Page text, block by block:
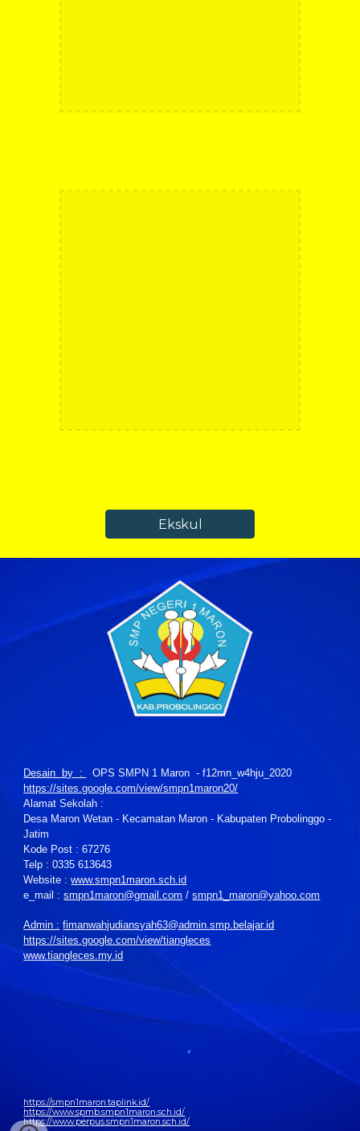
Ekskul
Desain by :
OPS SMPN 1 Maron - f12mn_w4hju_2020
https://sites.google.com/view/smpn1maron20/
Alamat Sekolah :
Desa Maron Wetan - Kecamatan Maron - Kabupaten Probolinggo -
Jatim
Kode Post : 67276
Telp : 0335 613643
Website :www.smpn1maron.sch.id
e_mail :smpn1maron@gmail.com /smpn1_maron@yahoo.com
Admin : fimanwahjudiansyah63@admin.smp.belajar.id
https://sites.google.com/view/tiangleces
www.tiangleces.my.id
https://smpn1maron.taplink.id/
https://www.spmb.smpn1maron.sch.id/
https://www.perpus.smpn1maron.sch.id/